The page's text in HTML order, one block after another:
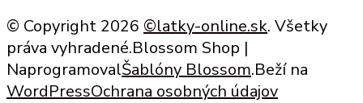
has
variants.
© Copyright 2026 ©latky-online.sk. Všetky
práva vyhradené.Blossom Shop |
NaprogramovalŠablóny Blossom.Beží na
WordPressOchrana osobných údajov